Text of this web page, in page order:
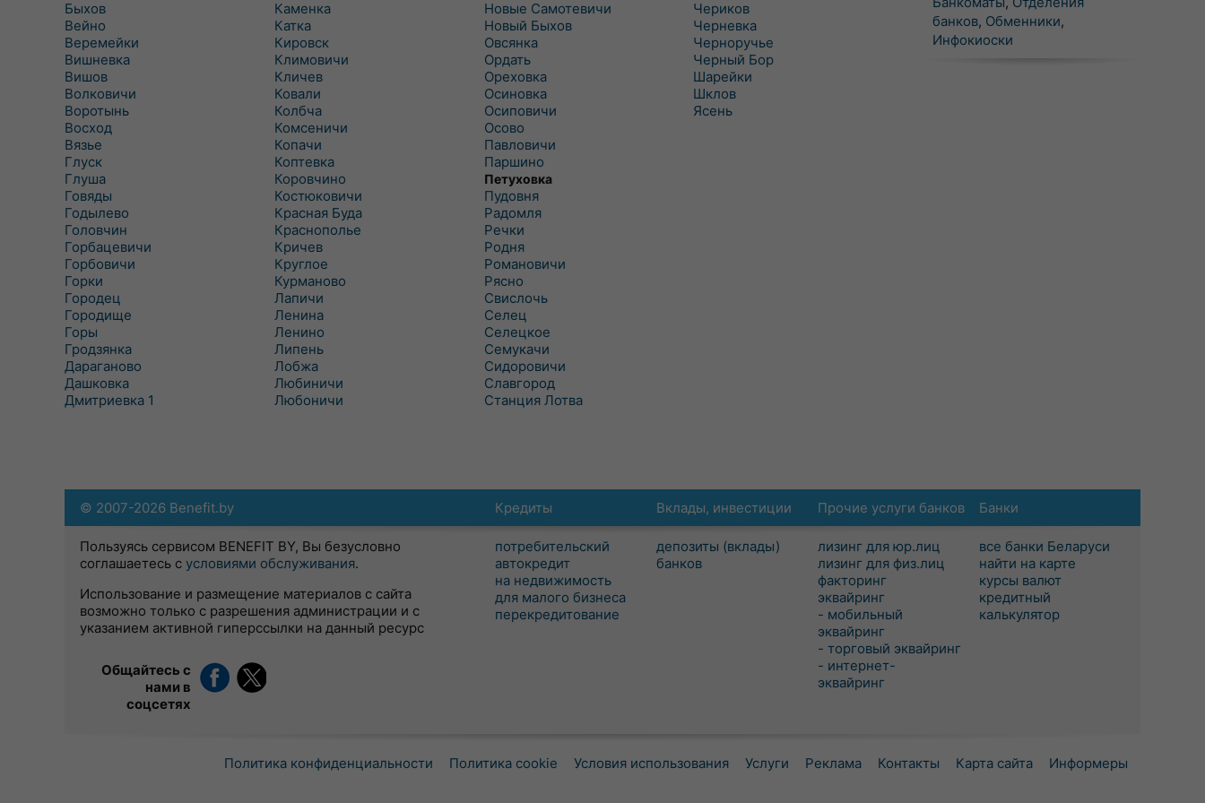
Быхов
Вейно
Веремейки
Вишневка
Вишов
Волковичи
Воротынь
Восход
Вязье
Глуск
Глуша
Говяды
Годылево
Головчин
Горбацевичи
Горбовичи
Горки
Городец
Городище
Горы
Гродзянка
Дараганово
Дашковка
Дмитриевка 1
Каменка
Катка
Кировск
Климовичи
Кличев
Ковали
Колбча
Комсеничи
Копачи
Коптевка
Коровчино
Костюковичи
Красная Буда
Краснополье
Кричев
Круглое
Курманово
Лапичи
Ленина
Ленино
Липень
Лобжа
Любиничи
Любоничи
Новые Самотевичи
Новый Быхов
Овсянка
Ордать
Ореховка
Осиновка
Осиповичи
Осово
Павловичи
Паршино
Петуховка
Пудовня
Радомля
Речки
Родня
Романовичи
Рясно
Свислочь
Селец
Селецкое
Семукачи
Сидоровичи
Славгород
Станция Лотва
Чериков
Черневка
Черноручье
Черный Бор
Шарейки
Шклов
Ясень
банков, Обменники,
Инфокиоски
Кредиты
потребительский
автокредит
на недвижимость
для малого бизнеса
перекредитование
Вклады, инвестиции
депозиты (вклады)
банков
Прочие услуги банков
лизинг для юр.лиц
лизинг для физ.лиц
факторинг
эквайринг
- мобильный
эквайринг
- торговый эквайринг
- интернет-
эквайринг
Банки
все банки Беларуси
найти на карте
курсы валют
кредитный
калькулятор
© 2007-2026 Benefit.by
Пользуясь сервисом BENEFIT BY, Вы безусловно
соглашаетесь с условиями обслуживания.
Использование и размещение материалов с сайта
возможно только с разрешения администрации и с
указанием активной гиперссылки на данный ресурс
Общайтесь с
нами в
соцсетях
Политика конфиденциальности Политика cookie Условия использования Услуги Реклама Контакты Карта сайта Информеры